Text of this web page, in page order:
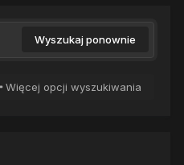
Wyszukaj ponownie
Więcej opcji wyszukiwania